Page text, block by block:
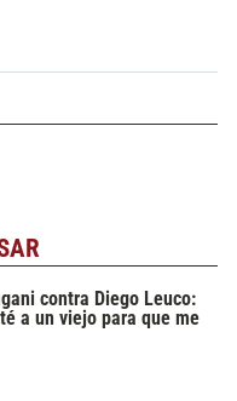
contra Diego Leuco:
a un viejo para que me